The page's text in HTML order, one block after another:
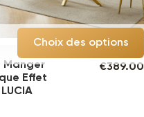
Manger
Effet
€389.00
Choix des options